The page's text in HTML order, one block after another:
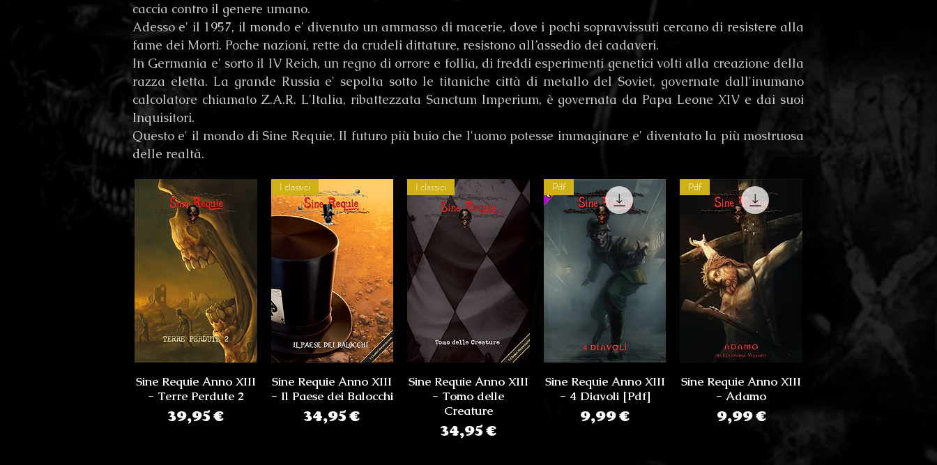
caccia contro il genere umano.
Adesso e' il 1957, il mondo e' divenuto un ammasso di macerie, dove i pochi sopravvissuti cercano di resistere alla
fame dei Morti. Poche nazioni, rette da crudeli dittature, resistono all’assedio dei cadaveri.
In Germania e' sorto il IV Reich, un regno di orrore e follia, di freddi esperimenti genetici volti alla creazione della
razza eletta. La grande Russia e' sepolta sotto le titaniche città di metallo del Soviet, governate dall'inumano
calcolatore chiamato Z.A.R. L'Italia, ribattezzata Sanctum Imperium, è governata da Papa Leone XIV e dai suoi
Inquisitori.
Questo e' il mondo di Sine Requie. Il futuro più buio che l'uomo potesse immaginare e' diventato la più mostruosa
delle realtà.
Sine Requie Anno XIII
- Terre Perdute 2
Prezzo
39,95 €
I classici
Sine Requie Anno XIII
- Il Paese dei Balocchi
Prezzo
34,95 €
I classici
Sine Requie Anno XIII
- Tomo delle
Creature
Prezzo
34,95 €
Pdf
Sine Requie Anno XIII
- 4 Diavoli [Pdf]
Prezzo
9,99 €
Pdf
Sine Requie Anno XIII
- Adamo
Prezzo
9,99 €